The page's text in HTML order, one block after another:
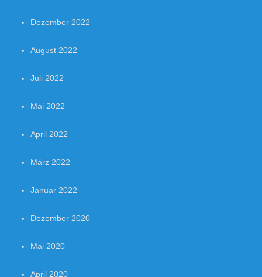
Dezember 2022
August 2022
Juli 2022
Mai 2022
April 2022
März 2022
Januar 2022
Dezember 2020
Mai 2020
April 2020